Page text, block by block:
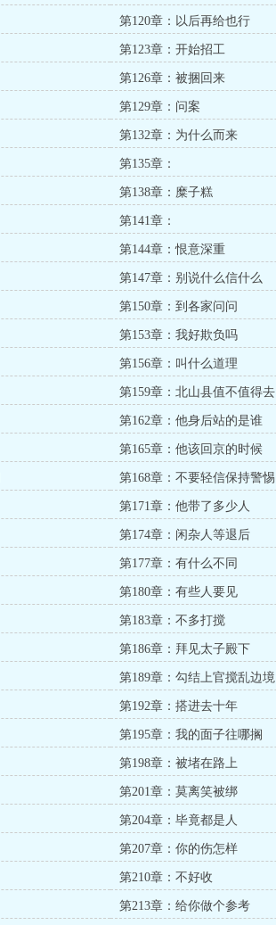
第120章：以后再给也行
第123章：开始招工
第126章：被捆回来
第129章：问案
第132章：为什么而来
第135章：
第138章：糜子糕
第141章：
第144章：恨意深重
第147章：别说什么信什么
第150章：到各家问问
第153章：我好欺负吗
第156章：叫什么道理
第159章：北山县值不值得去
第162章：他身后站的是谁
第165章：他该回京的时候
第168章：不要轻信保持警惕
第171章：他带了多少人
第174章：闲杂人等退后
第177章：有什么不同
第180章：有些人要见
第183章：不多打搅
第186章：拜见太子殿下
第189章：勾结上官搅乱边境
第192章：搭进去十年
第195章：我的面子往哪搁
第198章：被堵在路上
第201章：莫离笑被绑
第204章：毕竟都是人
第207章：你的伤怎样
第210章：不好收
第213章：给你做个参考